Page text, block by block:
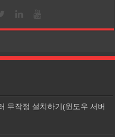
무작정 설치하기(윈도우 서버